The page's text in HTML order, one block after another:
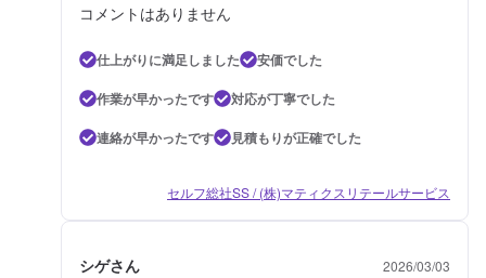
コメントはありません
仕上がりに満足しました
安価でした
作業が早かったです
対応が丁寧でした
連絡が早かったです
見積もりが正確でした
セルフ総社SS / (株)マティクスリテールサービス
シゲさん 2026/03/03